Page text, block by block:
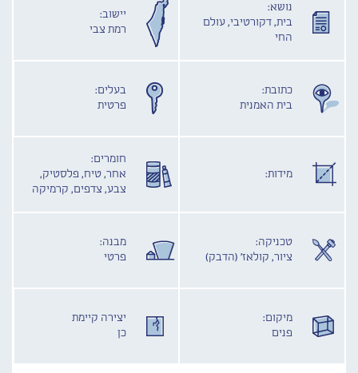
נושא:
בית, דקורטיבי, עולם
החי
יישוב:
רמת צבי
כתובת:
בית האמנית
בעלים:
פרטית
מידות:
חומרים:
אחר, טיח, פלסטיק,
צבע, צדפים, קרמיקה
טכניקה:
ציור, קולאז' (הדבק)
מבנה:
פרטי
מיקום:
פנים
יצירה קיימת
כן